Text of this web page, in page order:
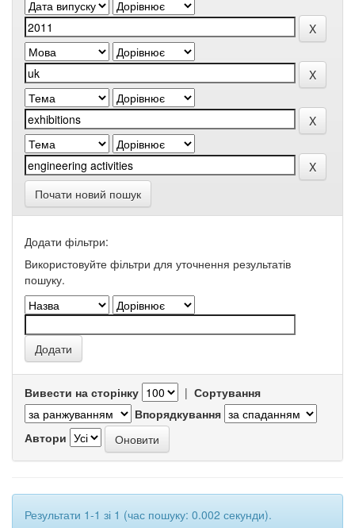
Почати новий пошук
Додати фільтри:
Використовуйте фільтри для уточнення результатів
пошуку.
Вивести на сторінку | Сортування
Впорядкування
Автори
Результати 1-1 зі 1 (час пошуку: 0.002 секунди).